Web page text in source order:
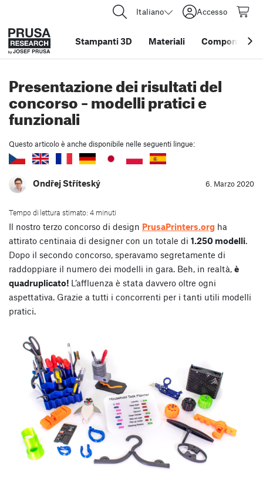
Italiano Accesso
Stampanti 3D Materiali Componenti e
Presentazione dei risultati del
concorso – modelli pratici e
funzionali
Questo articolo è anche disponibile nelle seguenti lingue:
Ondřej Stříteský 6. Marzo 2020
Tempo di lettura stimato: 4 minuti
Il nostro terzo concorso di design PrusaPrinters.org ha
attirato centinaia di designer con un totale di 1.250 modelli.
Dopo il secondo concorso, speravamo segretamente di
raddoppiare il numero dei modelli in gara. Beh, in realtà, è
quadruplicato! L’affluenza è stata davvero oltre ogni
aspettativa. Grazie a tutti i concorrenti per i tanti utili modelli
pratici.